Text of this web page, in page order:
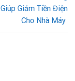
Giảm Tiền Điện
Cho Nhà Máy